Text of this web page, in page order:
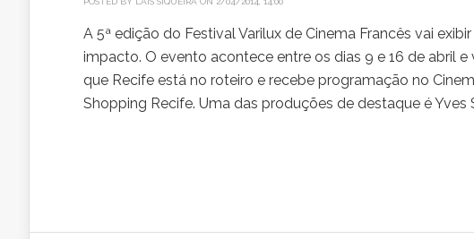
A 5ª edição do Festival Varilux de Cinema Francês vai
impacto. O evento acontece entre os dias 9 e 16 de abril
que Recife está no roteiro e recebe programação no
Shopping Recife. Uma das produções de destaque é